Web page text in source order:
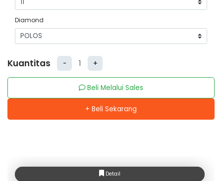
Diamond
Kuantitas - +
Beli Melalui Sales
+ Beli Sekarang
Detail